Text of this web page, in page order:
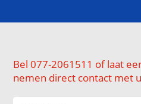
Bel 077-2061511 of laat
nemen direct contact met